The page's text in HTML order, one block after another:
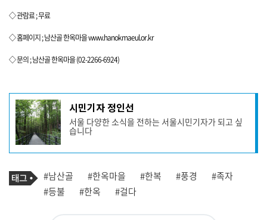
◇ 관람료 ; 무료
◇ 홈페이지 ; 남산골 한옥마을www.hanokmaeul.or.kr
◇ 문의 ; 남산골 한옥마을 (02-2266-6924)
기
사
작
성
자
프
필
시민기자 정인선
서울 다양한 소식을 전하는 서울시민기자가 되고 싶
습니다
기
사
관
련
태
그
#남산골 #한옥마을 #한복 #풍경
#족자
#등불
#한옥 #걸다